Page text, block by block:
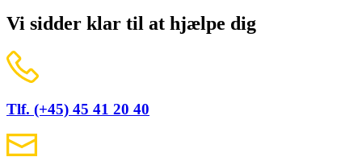
Vi sidder klar til at hjælpe dig
Tlf. (+45) 45 41 20 40